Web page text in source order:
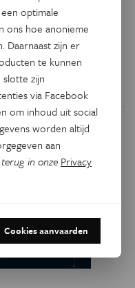
op
hersenen en daardoor
en vaatziekten.
optimale
ons hoe anonieme
Daarnaast zijn er
te kunnen
zijn
via Facebook
om inhoud uit social
worden altijd
aan
in onze Privacy
Cookies aanvaarden